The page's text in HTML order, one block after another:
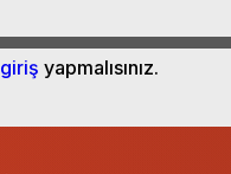
giriş yapmalısınız.